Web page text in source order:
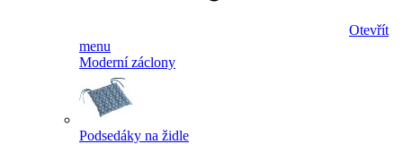
Otevřít
menu
Moderní záclony
Podsedáky na židle